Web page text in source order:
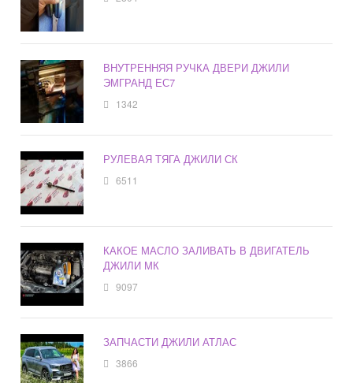
ВНУТРЕННЯЯ РУЧКА ДВЕРИ ДЖИЛИ
ЭМГРАНД ЕС7
1342
РУЛЕВАЯ ТЯГА ДЖИЛИ СК
6511
КАКОЕ МАСЛО ЗАЛИВАТЬ В ДВИГАТЕЛЬ
ДЖИЛИ МК
9097
ЗАПЧАСТИ ДЖИЛИ АТЛАС
3866